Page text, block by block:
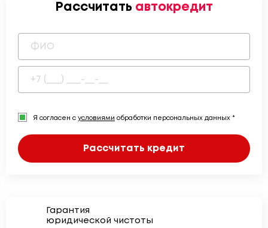
Рассчитать автокредит
Я согласен с условиями обработки персональных данных *
Рассчитать кредит
Гарантия
юридической чистоты